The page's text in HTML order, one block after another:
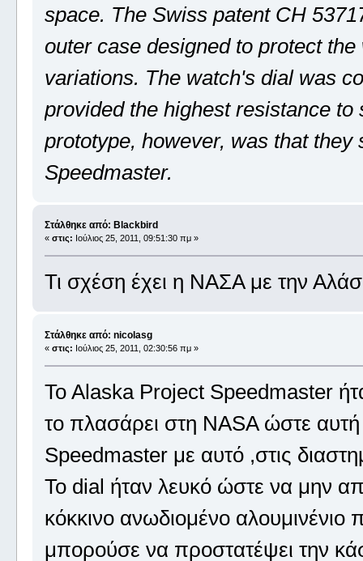
space. The Swiss patent CH
outer case designed to protect
variations. The watch's dial was
provided the highest resistance
prototype, however, was that
Speedmaster.
Στάλθηκε από: Blackbird
« στις: Ιούλιος 25, 2011, 09:51:30 πμ »
Τι σχέση έχει η ΝΑΣΑ με την
Στάλθηκε από: nicolasg
« στις: Ιούλιος 25, 2011, 02:30:56 πμ »
To Alaska Project Speedmaster
το πλασάρει στη NASA ώστε αυτή
Speedmaster με αυτό ,στις
Το dial ήταν λευκό ώστε να μην
κόκκινo ανωδιομένο αλουμινένιο
μπορούσε να προστατέψει την